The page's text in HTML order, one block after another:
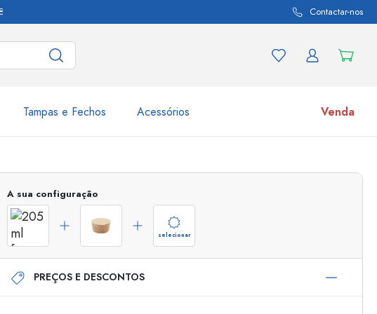
Contactar-nos
Tampas e Fechos Acessórios Venda
Airless
com roll-on
Frascos
Descubra agora
Compre agora
A sua configuração
selecionar
PREÇOS E DESCONTOS